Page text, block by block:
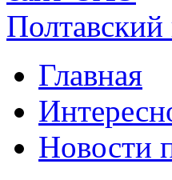
Главная
Новости